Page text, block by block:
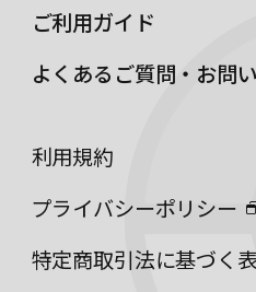
ご利用ガイド
よくあるご質問・お問
利用規約
プライバシーポリシー
特定商取引法に基づく